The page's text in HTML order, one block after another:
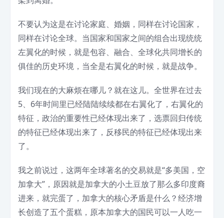
不要认为这是在讨论家庭、婚姻，同样在讨论国家，
同样在讨论全球。当国家和国家之间的组合出现统统
左翼化的时候，就是包容、融合、全球化共同增长的
俱佳的历史环境，当全是右翼化的时候，就是战争。
我们现在的大麻烦在哪儿？就在这儿。全世界在过去
5、6年时间里已经陆陆续续都在右翼化了，右翼化的
特征，政治的重要性已经体现出来了，选票回归传统
的特征已经体现出来了，反移民的特征已经体现出来
了。
我之前说过，这两年全球著名的交易就是“多美国，空
加拿大”，原因就是加拿大的小土豆放了那么多印度裔
进来，就完蛋了，加拿大的核心矛盾是什么？经济增
长创造了五个蛋糕，原本加拿大的国民可以一人吃一